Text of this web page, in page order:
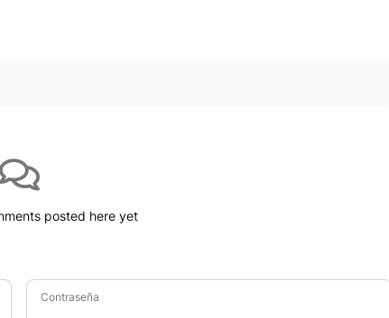
2016)
posted here yet
Contraseña